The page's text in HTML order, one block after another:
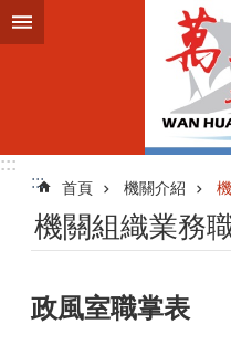
跳到主要內容區塊
:::
:::
首頁 機關介紹
機關組織業務
政風室職掌表